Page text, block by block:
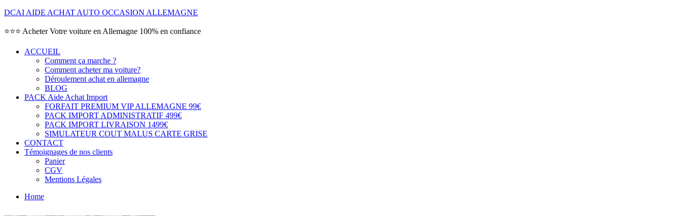
DCAI AIDE ACHAT AUTO OCCASION ALLEMAGNE
⭐⭐⭐ Acheter Votre voiture en Allemagne 100% en confiance
ACCUEIL
Comment ça marche ?
Comment acheter ma voiture?
Déroulement achat en allemagne
BLOG
PACK Aide Achat Import
FORFAIT PREMIUM VIP ALLEMAGNE 99€
PACK IMPORT ADMINISTRATIF 499€
PACK IMPORT LIVRAISON 1499€
SIMULATEUR COUT MALUS CARTE GRISE
CONTACT
Témoignages de nos clients
Panier
CGV
Mentions Légales
Home